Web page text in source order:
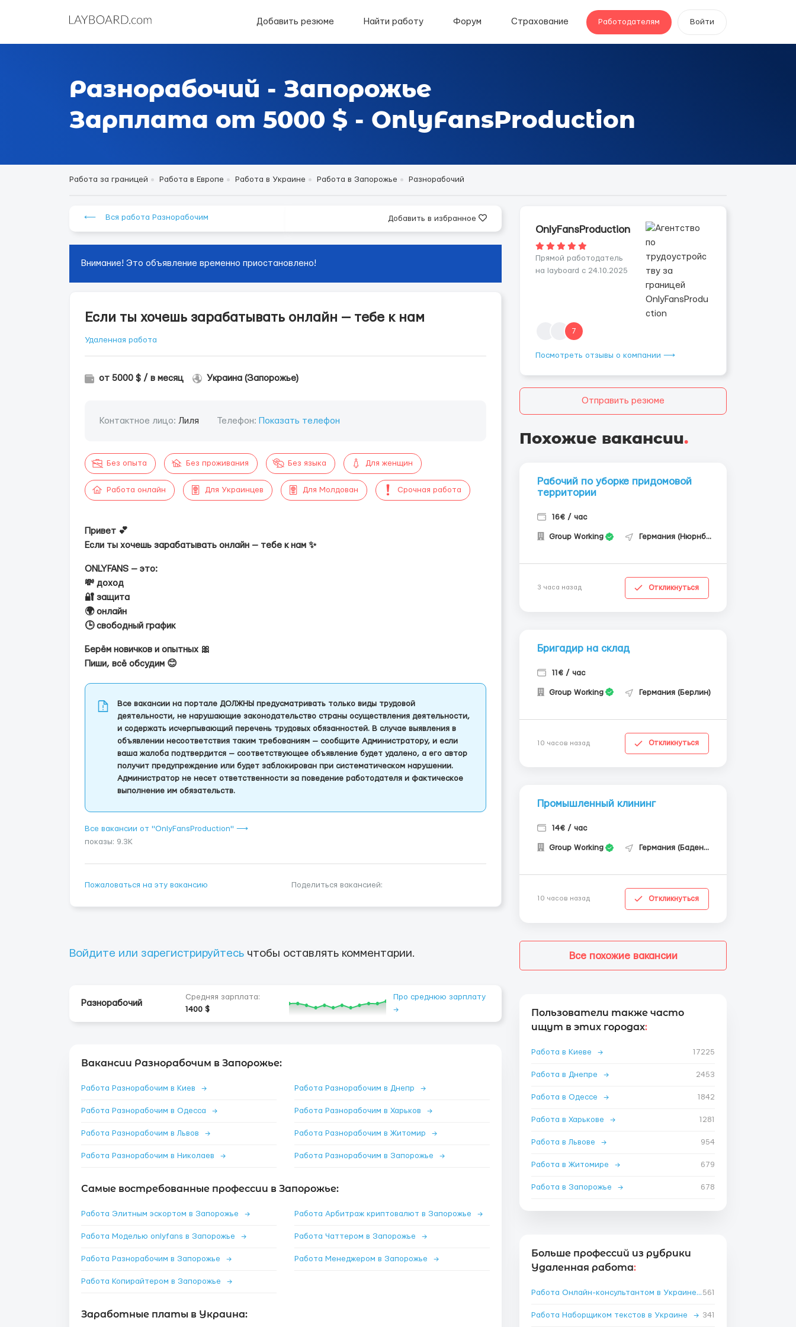
Добавить резюме Найти работу Форум Страхование Работодателям Войти
Разнорабочий - Запорожье
Зарплата от 5000 $ - OnlyFansProduction
Работа за границей Работа в Европе Работа в Украине Работа в Запорожье Разнорабочий
⟵ Вся работа Разнорабочим Добавить в избранное
Внимание! Это объявление временно приостановлено!
Если ты хочешь зарабатывать онлайн — тебе к нам
Удаленная работа
от 5000 $ / в месяц Украина (Запорожье)
Контактное лицо: Лиля Телефон: Показать телефон
Без опыта Без проживания Без языка Для женщин
Работа онлайн Для Украинцев Для Молдован Срочная работа
Привет 💕
Если ты хочешь зарабатывать онлайн — тебе к нам ✨
ONLYFANS — это:
💸 доход
🔐 защита
🌍 онлайн
🕒 свободный график
Берём новичков и опытных 🎀
Пиши, всё обсудим 😊
Все вакансии на портале ДОЛЖНЫ предусматривать только виды трудовой
деятельности, не нарушающие законодательство страны осуществления деятельности,
и содержать исчерпывающий перечень трудовых обязанностей. В случае выявления в
объявлении несоответствия таким требованиям — сообщите Администратору, и если
ваша жалоба подтвердится — соответствующее объявление будет удалено, а его автор
получит предупреждение или будет заблокирован при систематическом нарушении.
Администратор не несет ответственности за поведение работодателя и фактическое
выполнение им обязательств.
Все вакансии от "OnlyFansProduction" ⟶
показы: 9.3K
Пожаловаться на эту вакансию Поделиться вакансией:
Войдите или зарегистрируйтесь чтобы оставлять комментарии.
Разнорабочий
Средняя зарплата:
1400 $
Про среднюю зарплату
→
Вакансии Разнорабочим в Запорожье:
Работа Разнорабочим в Киев → Работа Разнорабочим в Днепр →
Работа Разнорабочим в Одесса → Работа Разнорабочим в Харьков →
Работа Разнорабочим в Львов → Работа Разнорабочим в Житомир →
Работа Разнорабочим в Николаев → Работа Разнорабочим в Запорожье →
Самые востребованные профессии в Запорожье:
Работа Элитным эскортом в Запорожье → Работа Арбитраж криптовалют в Запорожье →
Работа Моделью onlyfans в Запорожье → Работа Чаттером в Запорожье →
Работа Разнорабочим в Запорожье → Работа Менеджером в Запорожье →
Работа Копирайтером в Запорожье →
Заработные платы в Украина:
OnlyFansProduction
Прямой работодатель
на layboard с 24.10.2025
7
Посмотреть отзывы о компании ⟶
Отправить резюме
Похожие вакансии.
Рабочий по уборке придомовой
территории
16€ / час
Group Working Германия (Нюрнберг)
3 часа назад Откликнуться
Бригадир на склад
11€ / час
Group Working Германия (Берлин)
10 часов назад Откликнуться
Промышленный клининг
14€ / час
Group Working Германия (Баден-Вюртемберг)
10 часов назад Откликнуться
Все похожие вакансии
Пользователи также часто
ищут в этих городах:
Работа в Киеве → 17225
Работа в Днепре → 2453
Работа в Одессе → 1842
Работа в Харькове → 1281
Работа в Львове → 954
Работа в Житомире → 679
Работа в Запорожье → 678
Больше профессий из рубрики
Удаленная работа:
Работа Онлайн-консультантом в Украине →
561
Работа Наборщиком текстов в Украине → 341